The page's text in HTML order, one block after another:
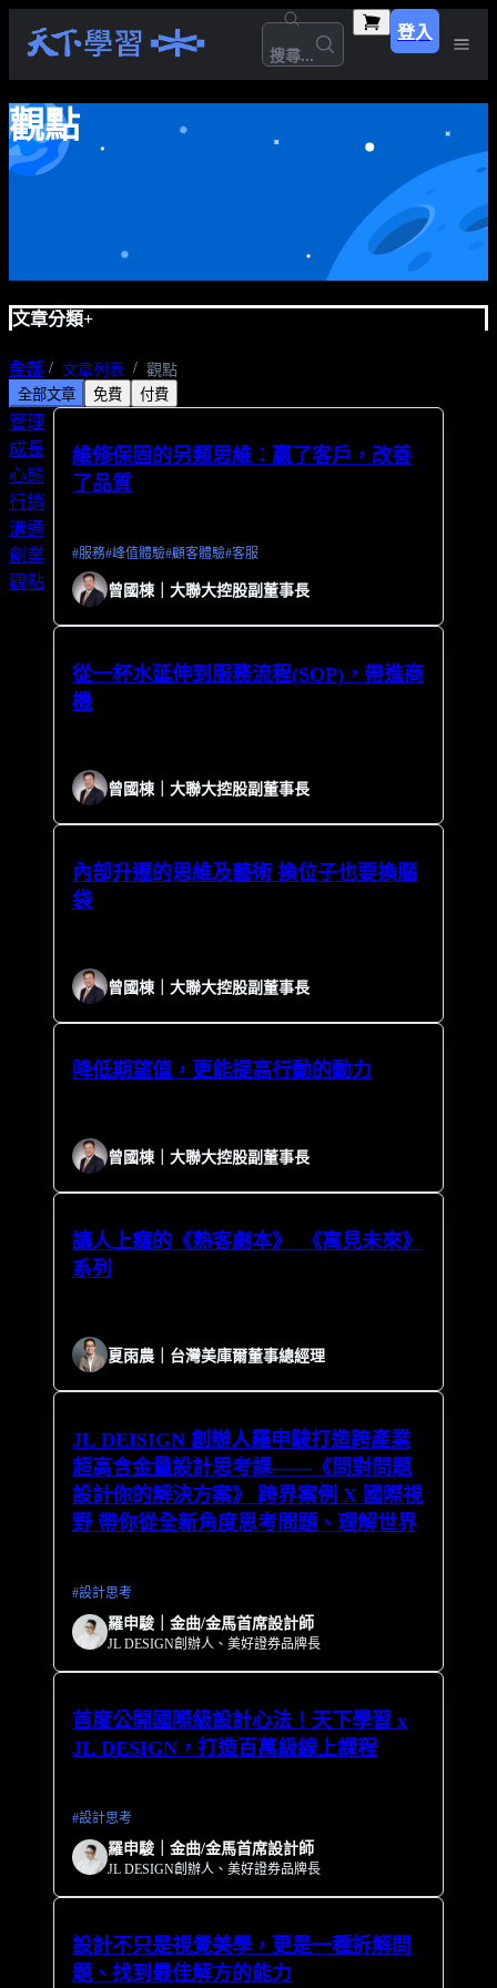
搜尋...
登入
觀點
文章分類+
全部
職場
管理
成長
心態
行銷
溝通
創業
觀點
首頁 文章列表
觀點
全部文章
免費 付費
維修保固的另類思維：贏了客戶，改善
了品質
#服務#峰值體驗#顧客體驗#客服
曾國棟｜大聯大控股副董事長
從一杯水延伸到服務流程(SOP)，帶進商
機
曾國棟｜大聯大控股副董事長
內部升遷的思維及藝術 換位子也要換腦
袋
曾國棟｜大聯大控股副董事長
降低期望值，更能提高行動的動力
曾國棟｜大聯大控股副董事長
讓人上癮的《熟客劇本》_《寓見未來》
系列
夏雨農｜台灣美庫爾董事總經理
JL DEISIGN 創辦人羅申駿打造跨產業
超高含金量設計思考課——《問對問題
設計你的解決方案》 跨界案例 X 國際視
野 帶你從全新角度思考問題、理解世界
#設計思考
羅申駿｜金曲/金馬首席設計師
JL DESIGN創辦人、美好證券品牌長
首度公開國際級設計心法！天下學習 x
JL DESIGN，打造百萬級線上課程
#設計思考
羅申駿｜金曲/金馬首席設計師
JL DESIGN創辦人、美好證券品牌長
設計不只是視覺美學，更是一種拆解問
題、找到最佳解方的能力